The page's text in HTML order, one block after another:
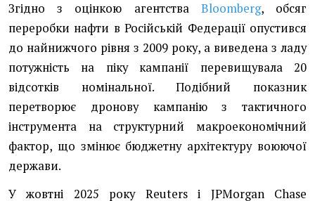
Згідно з оцінкою агентства Bloomberg, обсяг
переробки нафти в Російській Федерації опустився
до найнижчого рівня з 2009 року, а виведена з ладу
потужність на піку кампанії перевищувала 20
відсотків номінальної. Подібний показник
перетворює дронову кампанію з тактичного
інструмента на структурний макроекономічний
фактор, що змінює бюджетну архітектуру воюючої
держави.
У жовтні 2025 року Reuters і JPMorgan Chase